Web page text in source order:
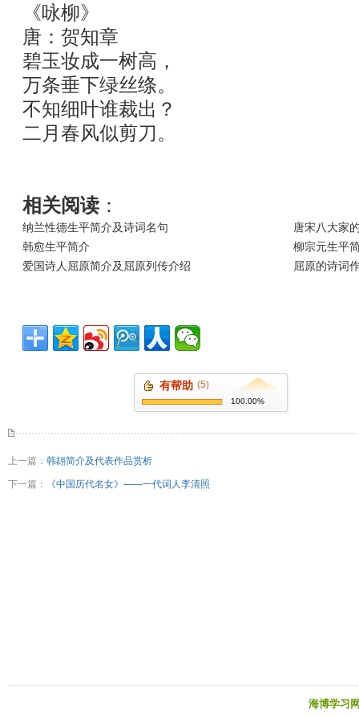
《咏柳》
唐：贺知章
碧玉妆成一树高，
万条垂下绿丝绦。
不知细叶谁裁出？
二月春风似剪刀。
相关阅读 ：
纳兰性德生平简介及诗词名句
唐宋八大家
韩愈生平简介
柳宗元生平
爱国诗人屈原简介及屈原列传介绍
屈原的诗词
有帮助 (5)
100.00%
上一篇： 韩翃简介及代表作品赏析
下一篇： 《中国历代名女》——一代词人李清照
海博学习